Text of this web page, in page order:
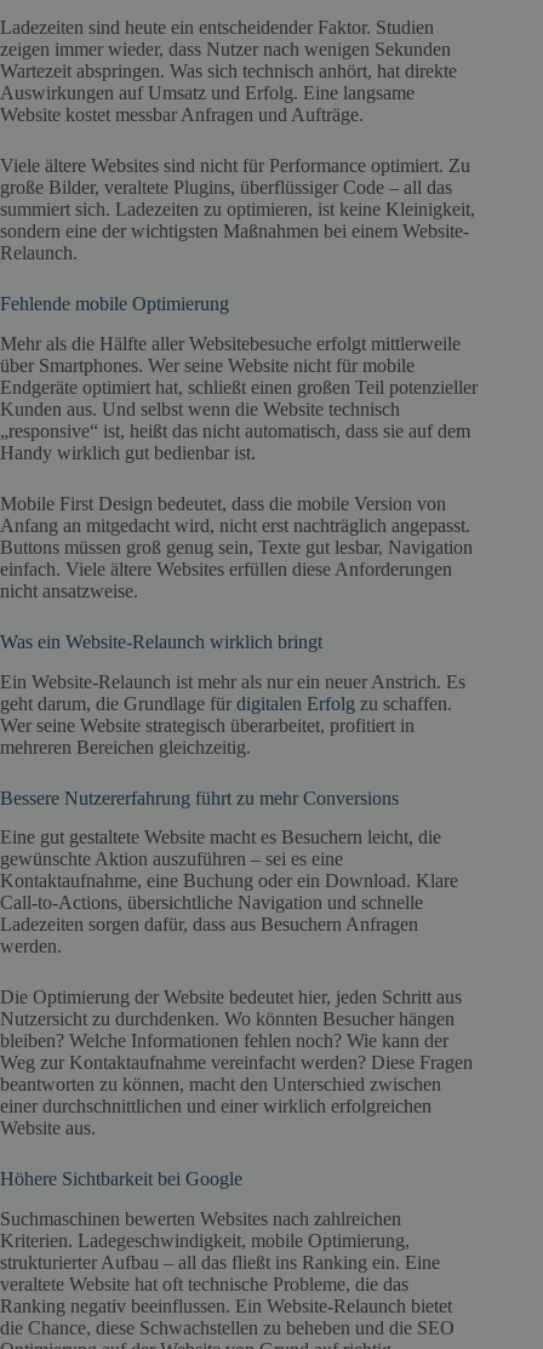
Ladezeiten sind heute ein entscheidender Faktor. Studien
zeigen immer wieder, dass Nutzer nach wenigen Sekunden
Wartezeit abspringen. Was sich technisch anhört, hat direkte
Auswirkungen auf Umsatz und Erfolg. Eine langsame
Website kostet messbar Anfragen und Aufträge.
Viele ältere Websites sind nicht für Performance optimiert. Zu
große Bilder, veraltete Plugins, überflüssiger Code – all das
summiert sich. Ladezeiten zu optimieren, ist keine Kleinigkeit,
sondern eine der wichtigsten Maßnahmen bei einem Website-
Relaunch.
Fehlende mobile Optimierung
Mehr als die Hälfte aller Websitebesuche erfolgt mittlerweile
über Smartphones. Wer seine Website nicht für mobile
Endgeräte optimiert hat, schließt einen großen Teil potenzieller
Kunden aus. Und selbst wenn die Website technisch
„responsive“ ist, heißt das nicht automatisch, dass sie auf dem
Handy wirklich gut bedienbar ist.
Mobile First Design bedeutet, dass die mobile Version von
Anfang an mitgedacht wird, nicht erst nachträglich angepasst.
Buttons müssen groß genug sein, Texte gut lesbar, Navigation
einfach. Viele ältere Websites erfüllen diese Anforderungen
nicht ansatzweise.
Was ein Website-Relaunch wirklich bringt
Ein Website-Relaunch ist mehr als nur ein neuer Anstrich. Es
geht darum, die Grundlage für digitalen Erfolg zu schaffen.
Wer seine Website strategisch überarbeitet, profitiert in
mehreren Bereichen gleichzeitig.
Bessere Nutzererfahrung führt zu mehr Conversions
Eine gut gestaltete Website macht es Besuchern leicht, die
gewünschte Aktion auszuführen – sei es eine
Kontaktaufnahme, eine Buchung oder ein Download. Klare
Call-to-Actions, übersichtliche Navigation und schnelle
Ladezeiten sorgen dafür, dass aus Besuchern Anfragen
werden.
Die Optimierung der Website bedeutet hier, jeden Schritt aus
Nutzersicht zu durchdenken. Wo könnten Besucher hängen
bleiben? Welche Informationen fehlen noch? Wie kann der
Weg zur Kontaktaufnahme vereinfacht werden? Diese Fragen
beantworten zu können, macht den Unterschied zwischen
einer durchschnittlichen und einer wirklich erfolgreichen
Website aus.
Höhere Sichtbarkeit bei Google
Suchmaschinen bewerten Websites nach zahlreichen
Kriterien. Ladegeschwindigkeit, mobile Optimierung,
strukturierter Aufbau – all das fließt ins Ranking ein. Eine
veraltete Website hat oft technische Probleme, die das
Ranking negativ beeinflussen. Ein Website-Relaunch bietet
die Chance, diese Schwachstellen zu beheben und die SEO